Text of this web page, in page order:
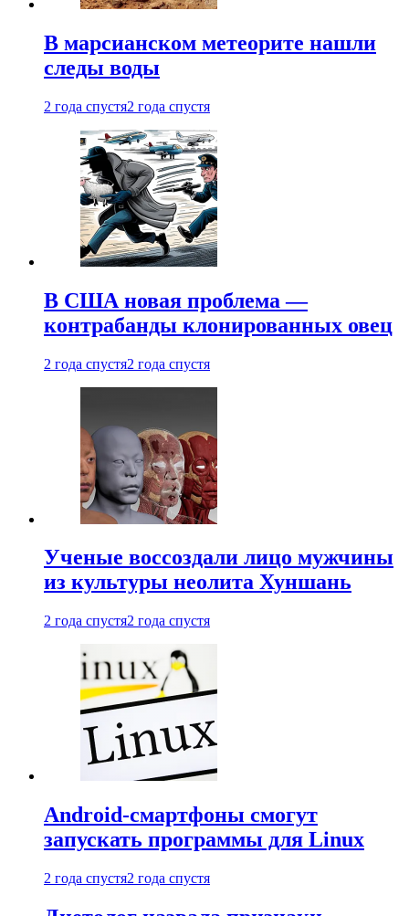
В марсианском метеорите нашли
следы воды
2 года спустя2 года спустя
В США новая проблема —
контрабанды клонированных овец
2 года спустя2 года спустя
Ученые воссоздали лицо мужчины
из культуры неолита Хуншань
2 года спустя2 года спустя
Android-смартфоны смогут
запускать программы для Linux
2 года спустя2 года спустя